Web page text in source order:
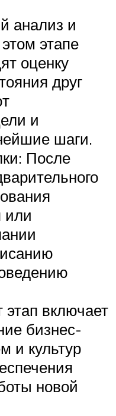
анализ и
этапе
оценку
друг
и
шаги.
После
или
этап включает
бизнес-
и культур
новой